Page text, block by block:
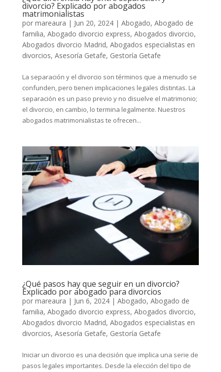
divorcio? Explicado por abogados
matrimonialistas
por mareaura | Jun 20, 2024| Abogado, Abogado de
familia, Abogado divorcio express, Abogados divorcio,
Abogados divorcio Madrid, Abogados especialistas en
divorcios, Asesoría Getafe, Gestoría Getafe
La separación y el divorcio son términos que a menudo se
confunden, pero tienen implicaciones legales distintas. La
separación es un paso previo y no disuelve el matrimonio;
el divorcio, en cambio, lo termina legalmente. Nuestros
abogados matrimonialistas te ofrecen...
¿Qué pasos hay que seguir en un divorcio?
Explicado por abogado para divorcios
por mareaura | Jun 6, 2024| Abogado, Abogado de
familia, Abogado divorcio express, Abogados divorcio,
Abogados divorcio Madrid, Abogados especialistas en
divorcios, Asesoría Getafe, Gestoría Getafe
Iniciar un divorcio es una decisión que implica una serie de
pasos legales importantes. Desde la elección del tipo de